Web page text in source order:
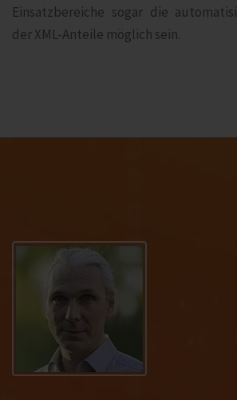
Einsatzbereiche sogar die
der XML-Anteile möglich sein.